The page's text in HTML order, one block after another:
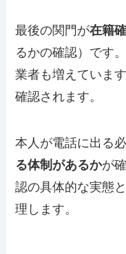
最後の関門が在籍
るかの確認）です
業者も増えていま
確認されます。
本人が電話に出る
る体制があるかが
認の具体的な実態
理します。